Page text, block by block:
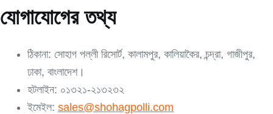
যোগাযোগের তথ্য
ঠিকানা: সোহাগ পল্লী রিসোর্ট, কালামপুর, কালিয়াকৈর, চন্দ্রা, গাজীপুর,
ঢাকা, বাংলাদেশ।
হটলাইন: ০১৩২১-২১৩২৩২
ইমেইল: sales@shohagpolli.com